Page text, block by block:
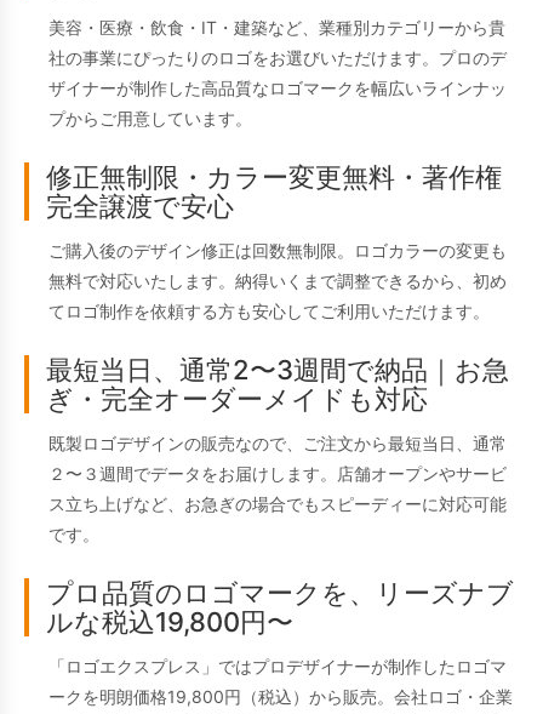
美容・医療・飲食・IT・建築など、業種別カテゴリーから貴
社の事業にぴったりのロゴをお選びいただけます。プロのデ
ザイナーが制作した高品質なロゴマークを幅広いラインナッ
プからご用意しています。
修正無制限・カラー変更無料・著作権
完全譲渡で安心
ご購入後のデザイン修正は回数無制限。ロゴカラーの変更も
無料で対応いたします。納得いくまで調整できるから、初め
てロゴ制作を依頼する方も安心してご利用いただけます。
最短当日、通常2〜3週間で納品｜お急
ぎ・完全オーダーメイドも対応
既製ロゴデザインの販売なので、ご注文から最短当日、通常
２〜３週間でデータをお届けします。店舗オープンやサービ
ス立ち上げなど、お急ぎの場合でもスピーディーに対応可能
です。
プロ品質のロゴマークを、リーズナブ
ルな税込19,800円〜
「ロゴエクスプレス」ではプロデザイナーが制作したロゴマ
ークを明朗価格19,800円（税込）から販売。会社ロゴ・企業